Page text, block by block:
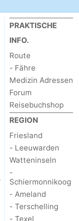
PRAKTISCHE
INFO.
Route
- Fähre
Medizin Adressen
Forum
Reisebuchshop
REGION
Friesland
- Leeuwarden
Watteninseln
-
Schiermonnikoog
- Ameland
- Terschelling
- Texel